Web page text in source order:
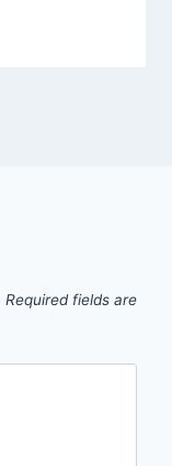
Required fields are